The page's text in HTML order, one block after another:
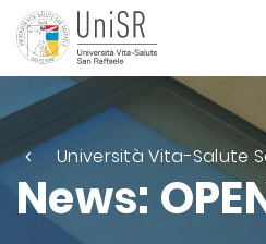
Università Vita-Salute
News: